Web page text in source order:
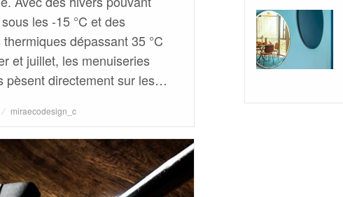
les -15 °C et des
dépassant 35 °C
et juillet, les menuiseries
pèsent directement sur les…
miraecodesign_c